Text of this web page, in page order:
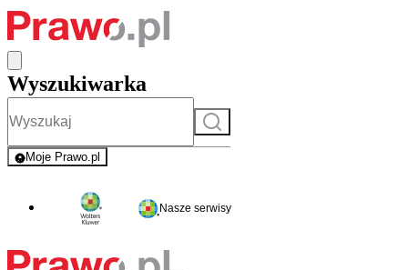
Wyszukiwarka
Szukaj
Moje Prawo.pl
- rejestracja i logowanie do serwisu
Nasze serwisy